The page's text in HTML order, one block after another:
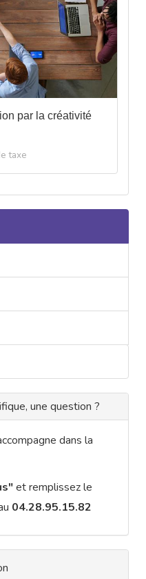
par la créativité
taxe
une question ?
dans la
et remplissez le
04.28.95.15.82